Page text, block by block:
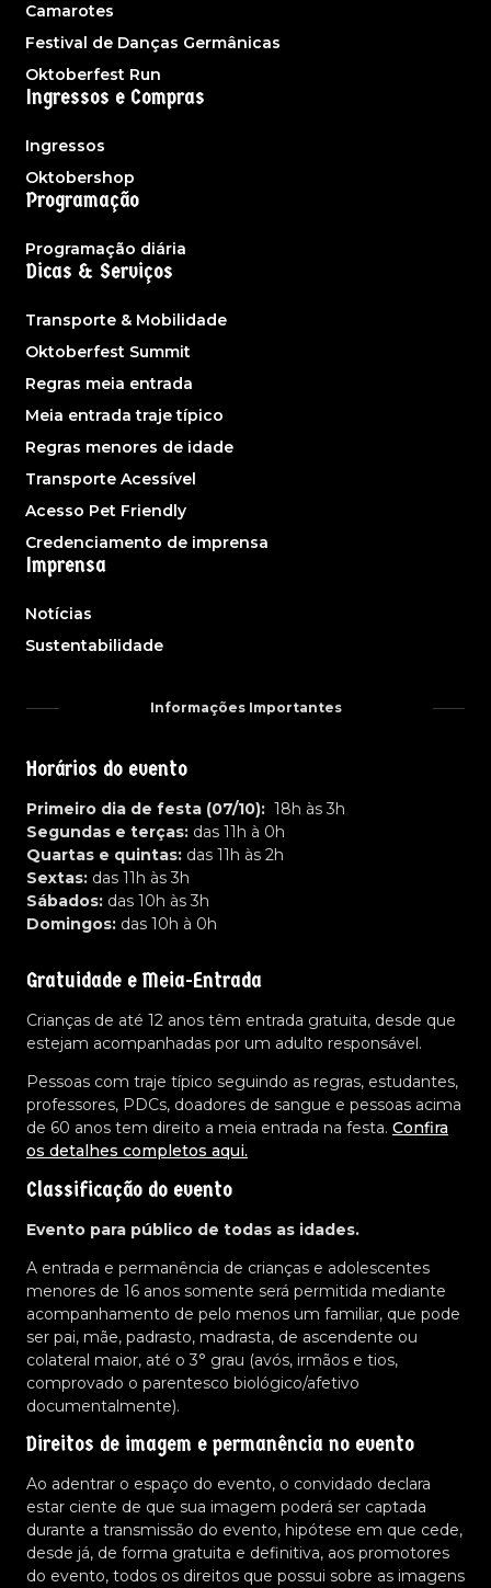
Camarotes
Festival de Danças Germânicas
Oktoberfest Run
Ingressos e Compras
Ingressos
Oktobershop
Programação
Programação diária
Dicas & Serviços
Transporte & Mobilidade
Oktoberfest Summit
Regras meia entrada
Meia entrada traje típico
Regras menores de idade
Transporte Acessível
Acesso Pet Friendly
Credenciamento de imprensa
Imprensa
Notícias
Sustentabilidade
Informações Importantes
Horários do evento
Primeiro dia de festa (07/10): 18h às 3h
Segundas e terças: das 11h à 0h
Quartas e quintas: das 11h às 2h
Sextas: das 11h às 3h
Sábados: das 10h às 3h
Domingos: das 10h à 0h
Gratuidade e Meia-Entrada
Crianças de até 12 anos têm entrada gratuita, desde que
estejam acompanhadas por um adulto responsável.
Pessoas com traje típico seguindo as regras, estudantes,
professores, PDCs, doadores de sangue e pessoas acima
de 60 anos tem direito a meia entrada na festa. Confira
os detalhes completos aqui.
Classificação do evento
Evento para público de todas as idades.
A entrada e permanência de crianças e adolescentes
menores de 16 anos somente será permitida mediante
acompanhamento de pelo menos um familiar, que pode
ser pai, mãe, padrasto, madrasta, de ascendente ou
colateral maior, até o 3° grau (avós, irmãos e tios,
comprovado o parentesco biológico/afetivo
documentalmente).
Direitos de imagem e permanência no evento
Ao adentrar o espaço do evento, o convidado declara
estar ciente de que sua imagem poderá ser captada
durante a transmissão do evento, hipótese em que cede,
desde já, de forma gratuita e definitiva, aos promotores
do evento, todos os direitos que possui sobre as imagens